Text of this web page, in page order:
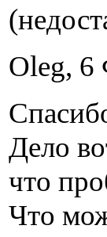
Oleg, 6
Дело
что
Что